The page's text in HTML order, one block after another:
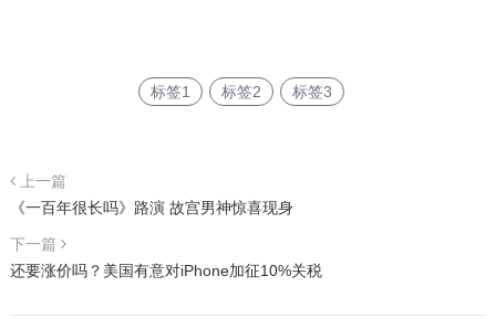
标签1 标签2 标签3
上一篇
《一百年很长吗》路演 故宫男神惊喜现身
下一篇
还要涨价吗？美国有意对iPhone加征10%关税